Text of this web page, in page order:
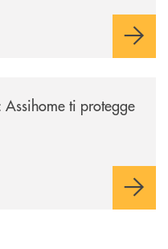
Assihome ti protegge